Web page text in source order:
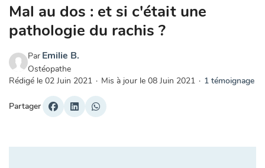
Mal au dos : et si c'était une
pathologie du rachis ?
Par Emilie B.
Ostéopathe
Rédigé le 02 Juin 2021 · Mis à jour le 08 Juin 2021 · 1 témoignage
Partager